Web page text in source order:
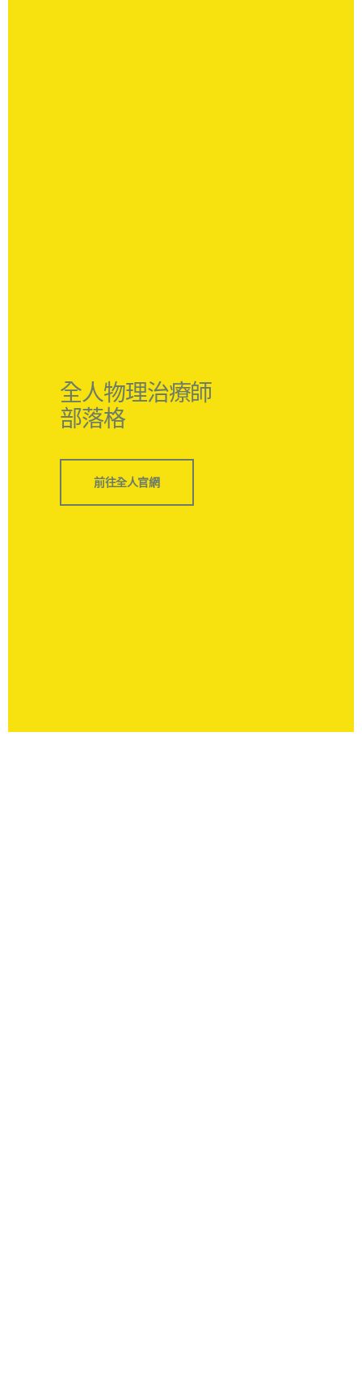
全人物理治療師
部落格
前往全人官網